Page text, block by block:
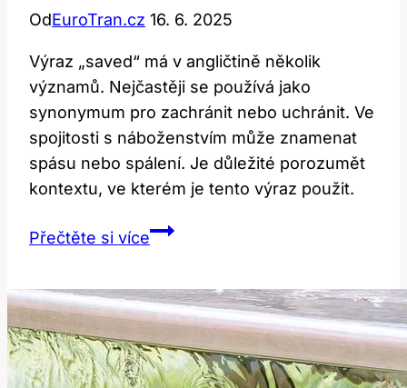
OdEuroTran.cz 16. 6. 2025
Výraz „saved“ má v angličtině několik
významů. Nejčastěji se používá jako
synonymum pro zachránit nebo uchránit. Ve
spojitosti s náboženstvím může znamenat
spásu nebo spálení. Je důležité porozumět
kontextu, ve kterém je tento výraz použit.
Přečtěte si víceSaved:
výraz
skutečně
znamená?